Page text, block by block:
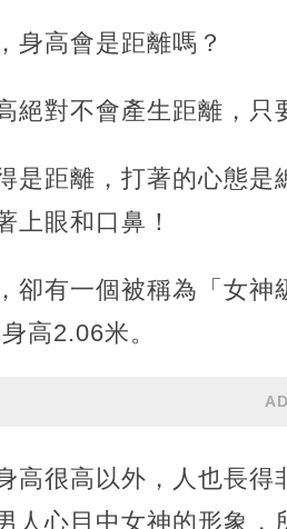
身高會是距離嗎？
絕對不會產生距離，只
是距離，打著的心態是
上眼和口鼻！
卻有一個被稱為「女
高2.06米。
高很高以外，人也長
人心目中女神的形象